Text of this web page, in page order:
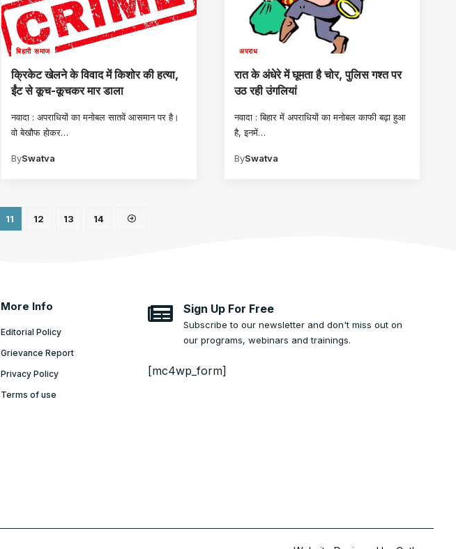
बिहारी समाज
क्रिकेट खेलने के विवाद में किशोर की हत्या,
ईंट से कूच-कूचकर मार डाला
नवादा : अपराधियों का मनोबल सातवें आसमान पर है।
वो बेखौफ होकर…
BySwatva
अपराध
रात के अंधेरे में घूमता है चोर, पुलिस गश्त पर
उठ रही उंगलियां
नवादा : बिहार में अपराधियों का मनोबल काफी बढ़ा हुआ
है, इनमें…
BySwatva
11 12 13 14
More Info
Editorial Policy
Grievance Report
Privacy Policy
Terms of use
Sign Up For Free
Subscribe to our newsletter and don't miss out on
our programs, webinars and trainings.
[mc4wp_form]